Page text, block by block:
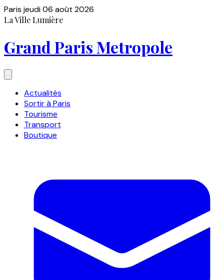
Paris jeudi 06 août 2026
La Ville Lumière
Grand Paris Metropole
Actualités
Sortir à Paris
Tourisme
Transport
Boutique